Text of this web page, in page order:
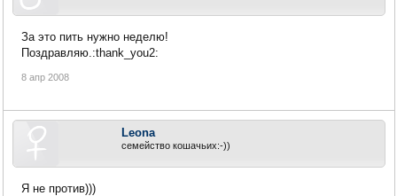
За это пить нужно неделю!
Поздравляю.:thank_you2:
8 апр 2008
Leona
семейство кошачьих:-))
Я не против)))